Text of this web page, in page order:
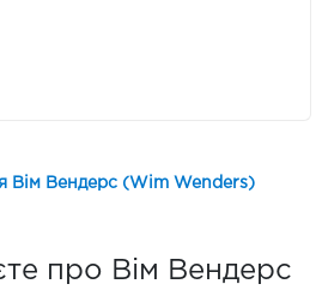
Вім Вендерс (Wim Wenders)
про Вім Вендерс